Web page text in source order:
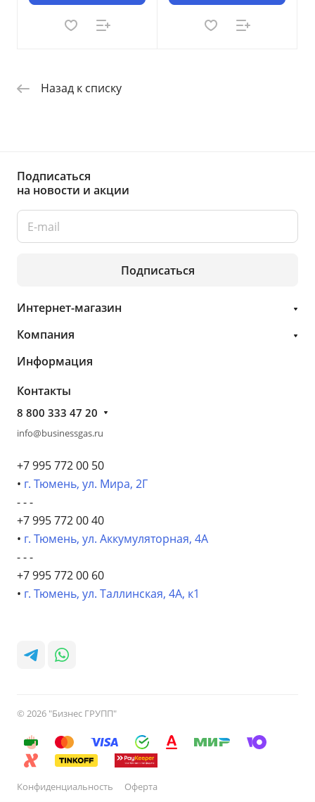
Назад к списку
Подписаться
на новости и акции
Подписаться
Интернет-магазин
Компания
Информация
Контакты
8 800 333 47 20
info@businessgas.ru
+7 995 772 00 50
• г. Тюмень, ул. Мира, 2Г
- - -
+7 995 772 00 40
• г. Тюмень, ул. Аккумуляторная, 4А
- - -
+7 995 772 00 60
• г. Тюмень, ул. Таллинская, 4А, к1
© 2026 "Бизнес ГРУПП"
Конфиденциальность Оферта